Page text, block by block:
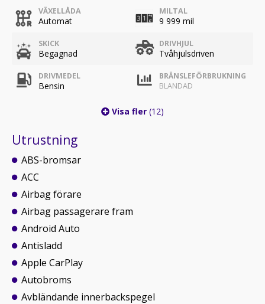
VÄXELLÅDA
Automat
MILTAL
9 999 mil
SKICK
Begagnad
DRIVHJUL
Tvåhjulsdriven
DRIVMEDEL
Bensin
BRÄNSLEFÖRBRUKNING
BLANDAD
Visa fler (12)
Utrustning
ABS-bromsar
ACC
Airbag förare
Airbag passagerare fram
Android Auto
Antisladd
Apple CarPlay
Autobroms
Avbländande innerbackspegel